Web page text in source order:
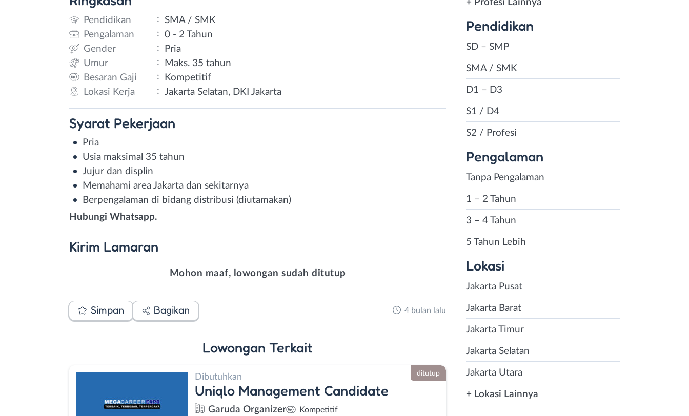
Pendidikan : SMA / SMK
Pengalaman
: 0 - 2 Tahun
Gender
:
Pria
Umur
:
Maks. 35 tahun
Besaran Gaji
:
Kompetitif
Lokasi Kerja
: Jakarta Selatan, DKI Jakarta
Syarat Pekerjaan
Pria
Usia maksimal 35 tahun
Jujur dan displin
Memahami area Jakarta dan sekitarnya
Berpengalaman di bidang distribusi (diutamakan)
Hubungi Whatsapp.
Kirim Lamaran
Mohon maaf, lowongan sudah ditutup
Simpan Bagikan 4 bulan lalu
Lowongan Terkait
Dibutuhkan
Uniqlo Management Candidate
Garuda Organizer Kompetitif
ditutup
+ Profesi Lainnya
Pendidikan
SD – SMP
SMA / SMK
D1 – D3
S1 / D4
S2 / Profesi
Pengalaman
Tanpa Pengalaman
1 – 2 Tahun
3 – 4 Tahun
5 Tahun Lebih
Lokasi
Jakarta Pusat
Jakarta Barat
Jakarta Timur
Jakarta Selatan
Jakarta Utara
+ Lokasi Lainnya